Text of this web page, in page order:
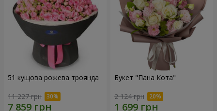
51 кущова рожева троянда
11 227 грн
Букет "Пана Кота"
2 124 грн